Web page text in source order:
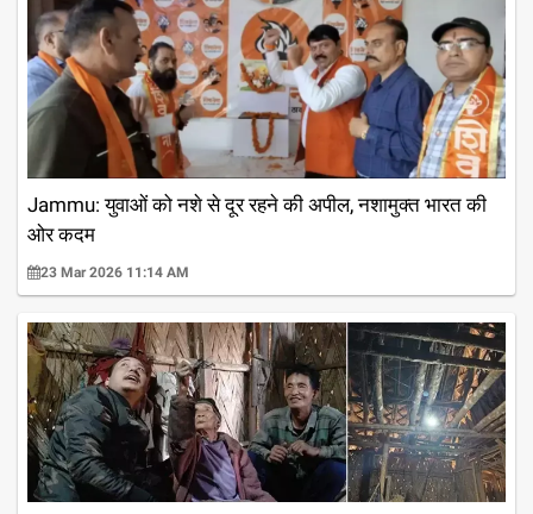
Jammu: युवाओं को नशे से दूर रहने की अपील, नशामुक्त भारत की
ओर कदम
23 Mar 2026 11:14 AM